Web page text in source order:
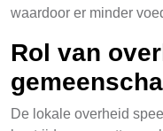
waardoor er minder
Rol van
De lokale overheid